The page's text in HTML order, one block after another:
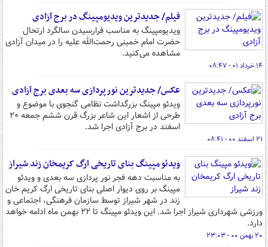
فیلم/ جدیدترین ویدیومپینگ در برج آزادی
ویدیومپینگ به مناسب فرارسیدن سالگرد ارتحال
حضرت امام خمینی رحمت‌الله علیه را در میدان آزادی
مشاهده می‌کنید.
۱۴ خرداد ۰۱ - ۰۸:۴۷
عکس/ جدیدترین نورپردازی سه بعدی برج آزادی
ویدئو مپینگ بزرگداشت نظامی گنجوی با موضوع و
طرحی از اشعار این شاعر بزرگ قرن ششم جمعه ۲۰
اسفند در برج آزادی اجرا شد.
۲۱ اسفند ۰۰ - ۰۸:۴۱
ویدئو مپینگ بنای تاریخی ارگ کریمخان زند شیراز
به مناسبت دهه فجر نور پردازی سه بعدی و ویدئو
مپینگ بر روی دیوار اصلی بنای تاریخی ارگ کریم خان
زند در شهر شیراز توسط سازمان فرهنگی، اجتماعی و
ورزشی شهرداری شیراز اجرا شد. این ویدئو مپینگ تا ۲۲ بهمن ماه ادامه خواهد
دارد.
۲۰ بهمن ۰۰ - ۲۳:۰۳